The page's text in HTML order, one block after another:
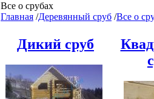
Все о срубах
Главная /Деревянный сруб /Все о
Дикий сруб